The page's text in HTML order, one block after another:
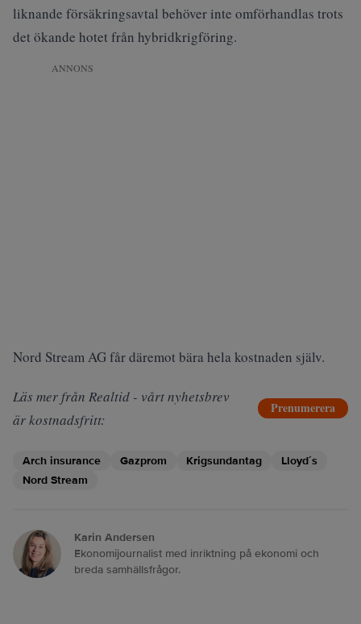
liknande försäkringsavtal behöver inte omförhandlas trots
det ökande hotet från hybridkrigföring.
ANNONS
Nord Stream AG får däremot bära hela kostnaden själv.
Läs mer från Realtid - vårt nyhetsbrev
är kostnadsfritt:
Prenumerera
Arch insurance Gazprom Krigsundantag
Lloyd´s
Nord Stream
Karin Andersen
Ekonomijournalist med inriktning på ekonomi och
breda samhällsfrågor.